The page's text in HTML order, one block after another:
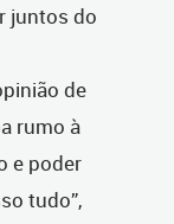
juntos do
de
rumo à
e poder
tudo”,